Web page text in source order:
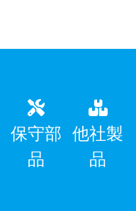
保守部
品
他社製
品